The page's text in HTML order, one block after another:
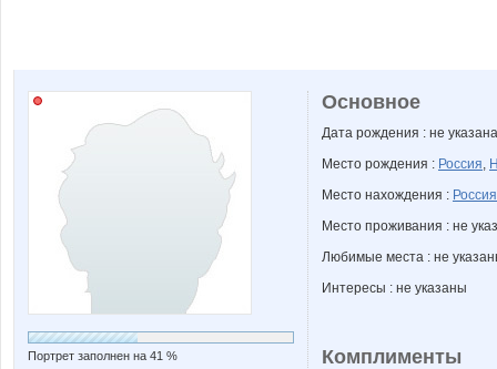
Портрет заполнен на 41 %
Основное
Дата рождения : не указана
Место рождения : Россия,
Место нахождения : Россия
Место проживания : не
Любимые места : не
Интересы : не указаны
Комплименты